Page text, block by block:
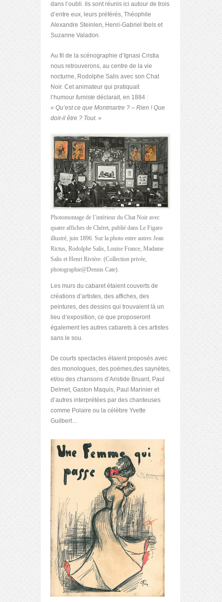
dans l’oubli. ils sont réunis ici autour de trois
d’entre eux, leurs préférés, Théophile
Alexandre Steinlen, Henri-Gabriel Ibels et
Suzanne Valadon.
Au fil de la scénographie d’Ignasi Cristia
nous retrouverons, au centre de la vie
nocturne, Rodolphe Salis avec son Chat
Noir. Cet animateur qui pratiquait
l’humour fumiste déclarait, en 1884 :
« Qu’est ce que Montmartre ? – Rien ! Que
doit-il être ? Tout. »
Photomontage de l’intérieur du Chat Noir avec
quatre affiches de Chéret, publié dans Le Figaro
illustré, juin 1896. Sur la photo entre autres Jean
Rictus, Rodolphe Salis, Louise France, Madame
Salis et Henri Rivière. (Collection privée,
photographie@Dennis Cate).
Les murs du cabaret étaient couverts de
créations d’artistes, des affiches, des
peintures, des dessins qui trouvaient là un
lieu d’exposition, ce que proposeront
également les autres cabarets à ces artistes
sans le sou.
De courts spectacles étaient proposés avec
des monologues, des poèmes,des saynètes,
et/ou des chansons d’Aristide Bruant, Paul
Delmet, Gaston Maquis, Paul Marinier et
d’autres interprétées par des chanteuses
comme Polaire ou la célèbre Yvette
Guilbert…